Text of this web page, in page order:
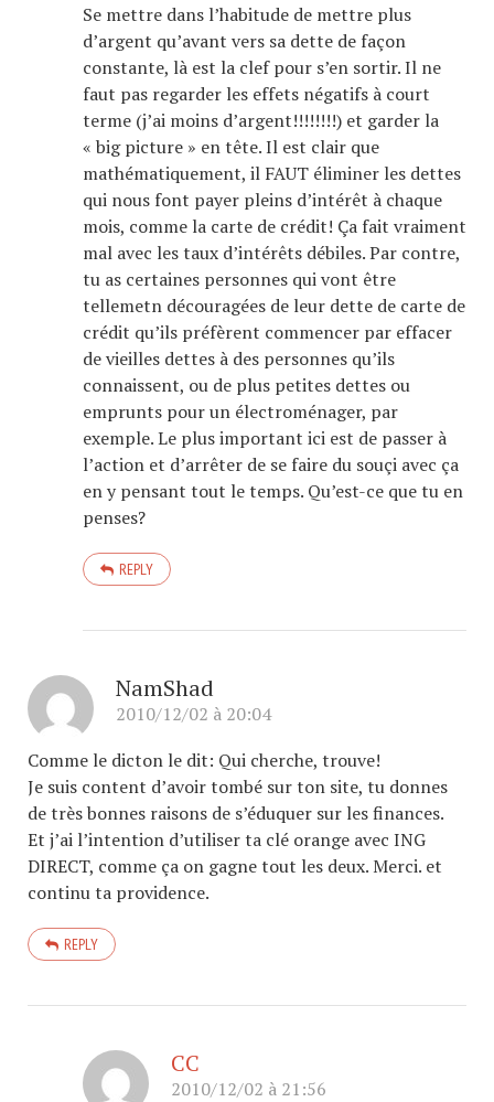
Se mettre dans l’habitude de mettre plus
d’argent qu’avant vers sa dette de façon
constante, là est la clef pour s’en sortir. Il ne
faut pas regarder les effets négatifs à court
terme (j’ai moins d’argent!!!!!!!!) et garder la
« big picture » en tête. Il est clair que
mathématiquement, il FAUT éliminer les dettes
qui nous font payer pleins d’intérêt à chaque
mois, comme la carte de crédit! Ça fait vraiment
mal avec les taux d’intérêts débiles. Par contre,
tu as certaines personnes qui vont être
tellemetn découragées de leur dette de carte de
crédit qu’ils préfèrent commencer par effacer
de vieilles dettes à des personnes qu’ils
connaissent, ou de plus petites dettes ou
emprunts pour un électroménager, par
exemple. Le plus important ici est de passer à
l’action et d’arrêter de se faire du souçi avec ça
en y pensant tout le temps. Qu’est-ce que tu en
penses?
REPLY
NamShad
2010/12/02 à 20:04
Comme le dicton le dit: Qui cherche, trouve!
Je suis content d’avoir tombé sur ton site, tu donnes
de très bonnes raisons de s’éduquer sur les finances.
Et j’ai l’intention d’utiliser ta clé orange avec ING
DIRECT, comme ça on gagne tout les deux. Merci. et
continu ta providence.
REPLY
CC
2010/12/02 à 21:56